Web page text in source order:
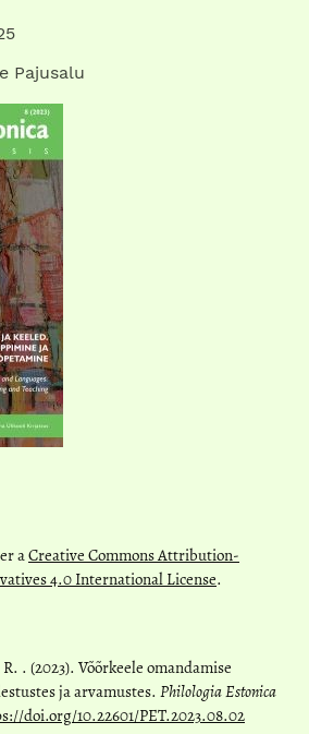
Pajusalu
aCreative Commons Attribution-
4.0 International License.
. (2023). Võõrkeele omandamise
ja arvamustes. Philologia Estonica
doi.org/10.22601/PET.2023.08.02